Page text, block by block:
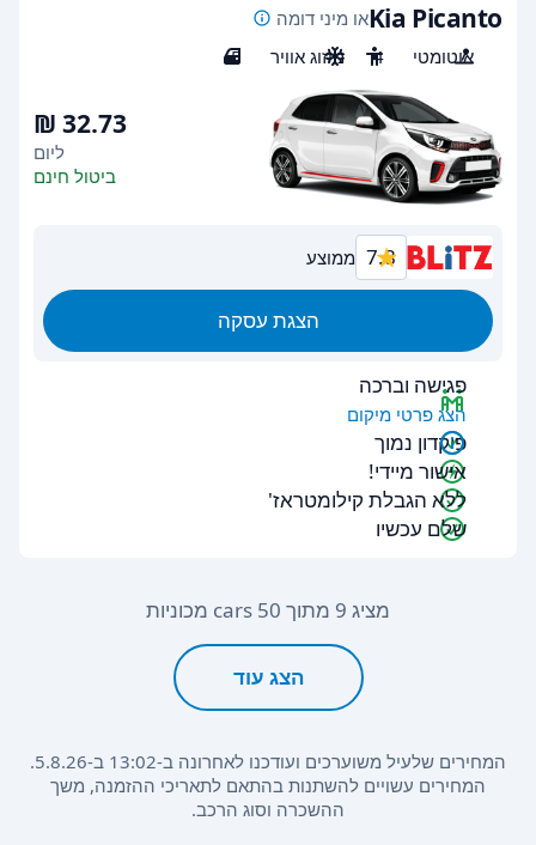
Kia Picantoאו מיני דומה
אוטומטי
4 מיזוג אוויר 5
ליום
ביטול חינם
7.8 ממוצע
הצגת עסקה
פגישה וברכה
הצג פרטי מיקום
פיקדון נמוך
אישור מיידי!
ללא הגבלת קילומטראז'
שלם עכשיו
מציג 9 מתוך 50 cars מכוניות
הצג עוד
המחירים שלעיל משוערכים ועודכנו לאחרונה ב-13:02 ב-5.8.26.
המחירים עשויים להשתנות בהתאם לתאריכי ההזמנה, משך
ההשכרה וסוג הרכב.